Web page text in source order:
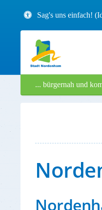
Sag's uns einfach!
... bürgernah und